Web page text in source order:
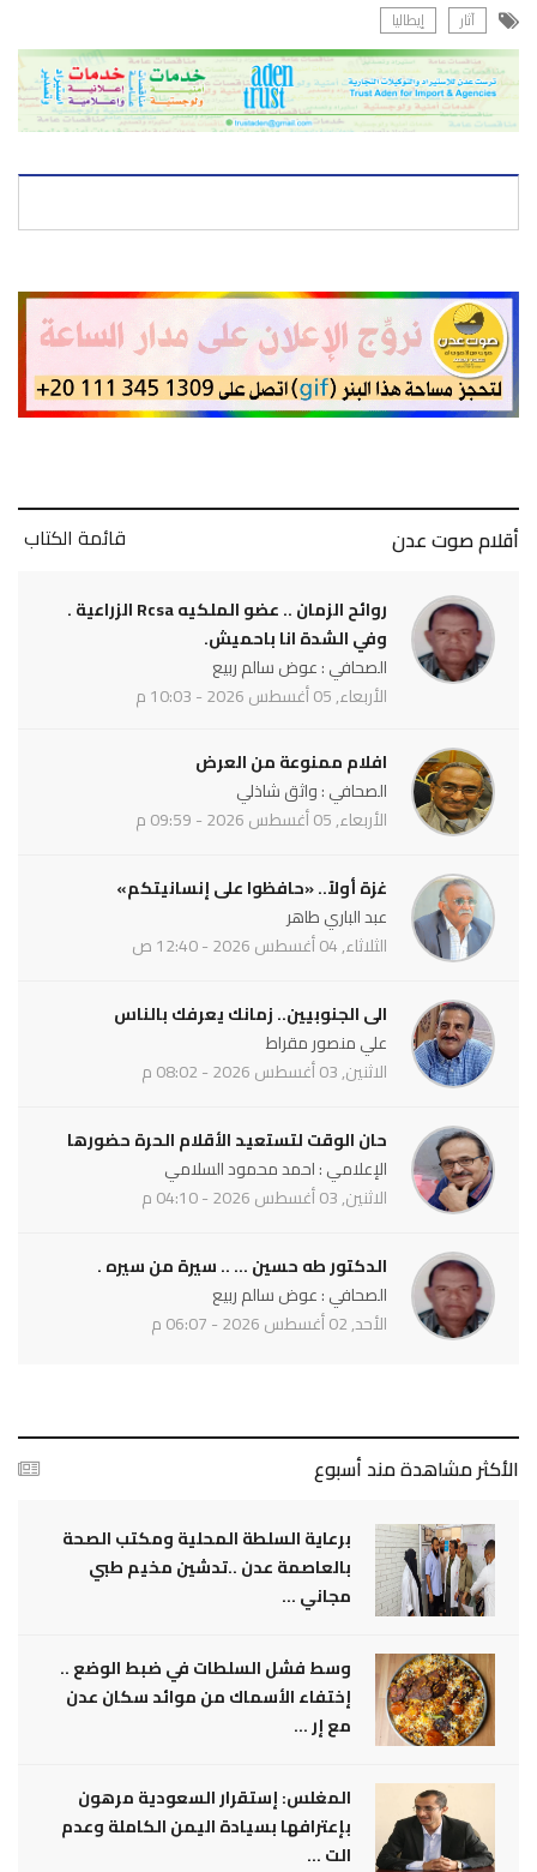
آثار إيطاليا
أقلام صوت عدن قائمة الكتاب
روائح الزمان .. عضو الملكيه Rcsa الزراعية .
وفي الشدة انا باحميش.
الصحافي : عوض سالم ربيع
الأربعاء, 05 أغسطس 2026 - 10:03 م
افلام ممنوعة من العرض
الصحافي : واثق شاذلي
الأربعاء, 05 أغسطس 2026 - 09:59 م
غزة أولاً.. «حافظوا على إنسانيتكم»
عبد الباري طاهر
الثلاثاء, 04 أغسطس 2026 - 12:40 ص
الى الجنوبيين.. زمانك يعرفك بالناس
علي منصور مقراط
الاثنين, 03 أغسطس 2026 - 08:02 م
حان الوقت لتستعيد الأقلام الحرة حضورها
الإعلامي : احمد محمود السلامي
الاثنين, 03 أغسطس 2026 - 04:10 م
الدكتور طه حسين ... .. سيرة من سيره .
الصحافي : عوض سالم ربيع
الأحد, 02 أغسطس 2026 - 06:07 م
الأكثر مشاهدة مند أسبوع
برعاية السلطة المحلية ومكتب الصحة
بالعاصمة عدن ..تدشين مخيم طبي
مجاني ...
وسط فشل السلطات في ضبط الوضع ..
إختفاء الأسماك من موائد سكان عدن
مع إر ...
المغلس: إستقرار السعودية مرهون
بإعترافها بسيادة اليمن الكاملة وعدم
الت ...